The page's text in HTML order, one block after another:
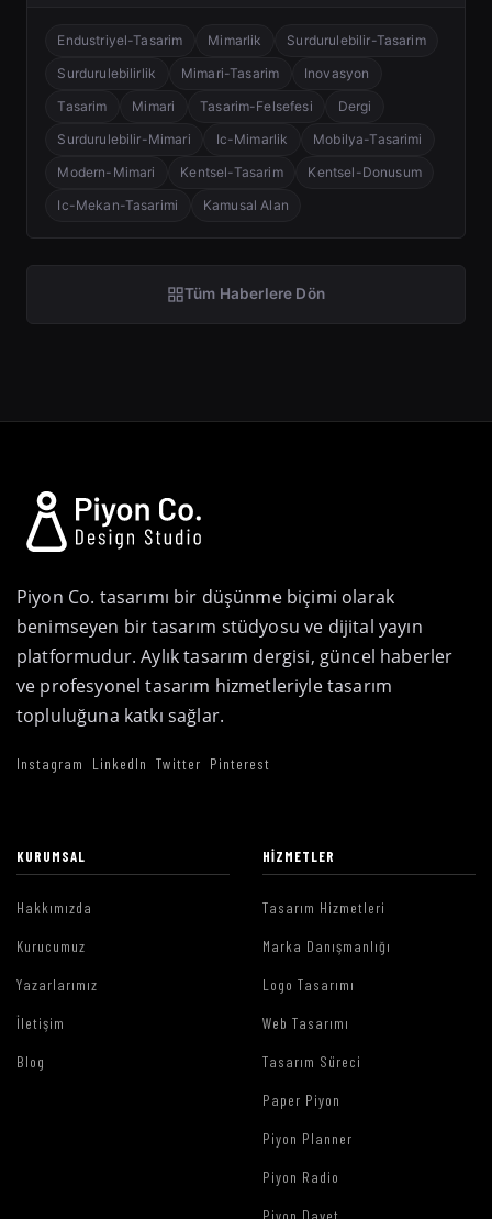
Endustriyel-Tasarim Mimarlik
Surdurulebilir-Tasarim
Surdurulebilirlik
Mimari-Tasarim
Inovasyon
Tasarim
Mimari Tasarim-Felsefesi
Dergi
Surdurulebilir-Mimari
Ic-Mimarlik
Mobilya-Tasarimi
Modern-Mimari
Kentsel-Tasarim
Kentsel-Donusum
Ic-Mekan-Tasarimi
Kamusal Alan
Tüm Haberlere Dön
Piyon Co. tasarımı bir düşünme biçimi olarak
benimseyen bir tasarım stüdyosu ve dijital yayın
platformudur. Aylık tasarım dergisi, güncel haberler
ve profesyonel tasarım hizmetleriyle tasarım
topluluğuna katkı sağlar.
Instagram LinkedIn Twitter Pinterest
KURUMSAL
Hakkımızda
Kurucumuz
Yazarlarımız
İletişim
Blog
HIZMETLER
Tasarım Hizmetleri
Marka Danışmanlığı
Logo Tasarımı
Web Tasarımı
Tasarım Süreci
Paper Piyon
Piyon Planner
Piyon Radio